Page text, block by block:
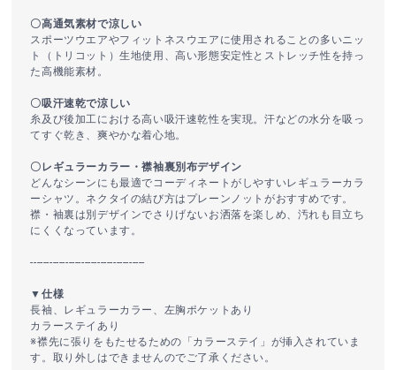
〇高通気素材で涼しい
スポーツウエアやフィットネスウエアに使用されることの多いニッ
ト（トリコット）生地使用、高い形態安定性とストレッチ性を持っ
た高機能素材。
〇吸汗速乾で涼しい
糸及び後加工における高い吸汗速乾性を実現。汗などの水分を吸っ
てすぐ乾き、爽やかな着心地。
〇レギュラーカラー・襟袖裏別布デザイン
どんなシーンにも最適でコーディネートがしやすいレギュラーカラ
ーシャツ。ネクタイの結び方はプレーンノットがおすすめです。
襟・袖裏は別デザインでさりげないお洒落を楽しめ、汚れも目立ち
にくくなっています。
------------------------------------
▼仕様
長袖、レギュラーカラー、左胸ポケットあり
カラーステイあり
※襟先に張りをもたせるための「カラーステイ」が挿入されていま
す。取り外しはできませんのでご了承ください。